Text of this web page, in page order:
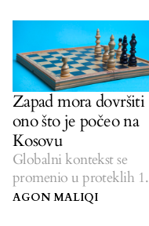
Zapad mora dovršiti
ono što je počeo na
Kosovu
Globalni kontekst se
promenio u proteklih 10
godina, ostavljajući
AGON MALIQI